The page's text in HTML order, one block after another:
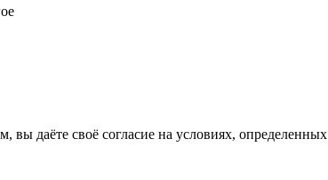
даёте своё согласие на условиях, определенных